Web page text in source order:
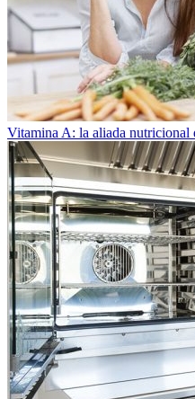
Vitamina A: la aliada nutricional